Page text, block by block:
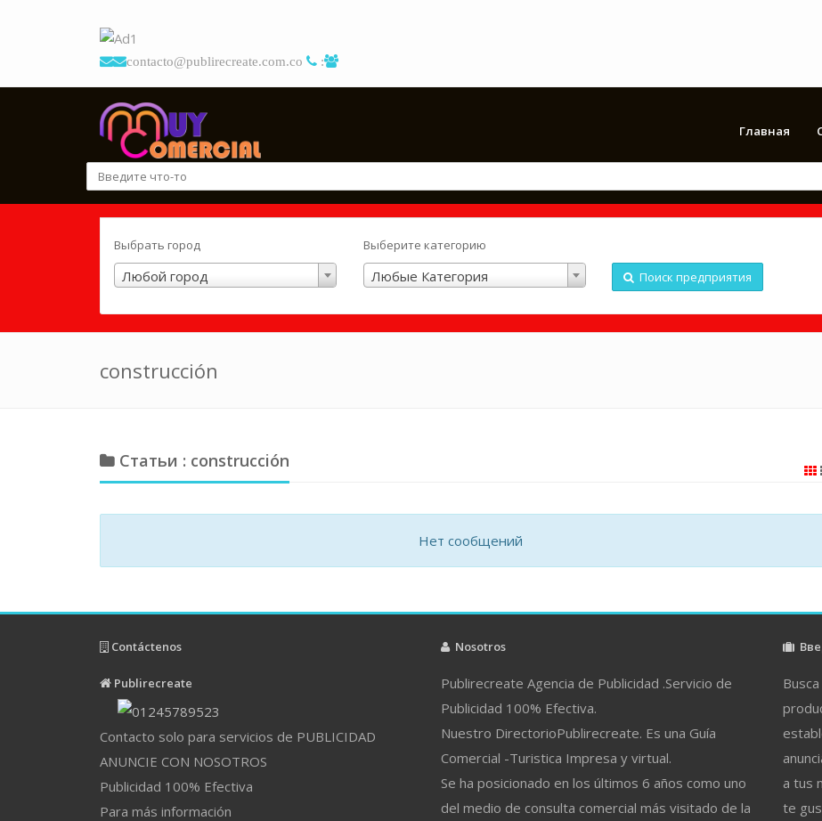
contacto@publirecreate.com.co :
Главная
Выбрать город
Любой город
Выберите категорию
Любые Категория Поиск предприятия
construcción
Статьи : construcción
Нет сообщений
Contáctenos
Publirecreate
Contacto solo para servicios de PUBLICIDAD
ANUNCIE CON NOSOTROS
Publicidad 100% Efectiva
Para más información
Nosotros
Publirecreate Agencia de Publicidad .Servicio de
Publicidad 100% Efectiva.
Nuestro DirectorioPublirecreate. Es una Guía
Comercial -Turistica Impresa y virtual.
Se ha posicionado en los últimos 6 años como uno
del medio de consulta comercial más visitado de la
a tus
te